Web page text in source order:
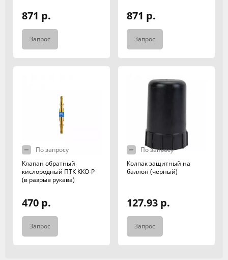
871 р.
Запрос
871 р.
Запрос
По запросу
Клапан обратный
кислородный ПТК ККО-Р
(в разрыв рукава)
470 р.
Запрос
По запросу
Колпак защитный на
баллон (черный)
127.93 р.
Запрос